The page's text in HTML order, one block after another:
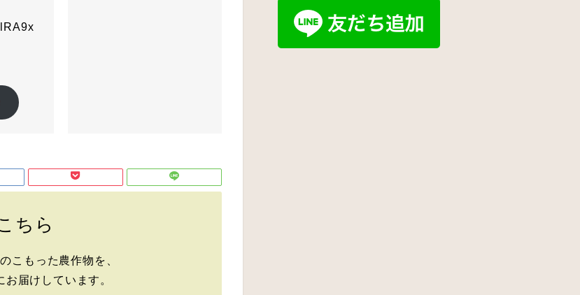
ちら
こもった農作物を、
届けしています。